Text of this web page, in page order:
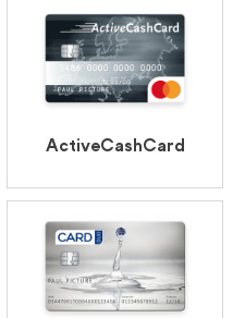
ActiveCashCard